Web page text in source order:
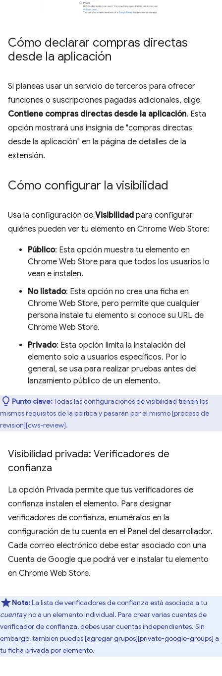
Cómo declarar compras directas
desde la aplicación
Si planeas usar un servicio de terceros para ofrecer
funciones o suscripciones pagadas adicionales, elige
Contiene compras directas desde la aplicación. Esta
opción mostrará una insignia de "compras directas
desde la aplicación" en la página de detalles de la
extensión.
Cómo configurar la visibilidad
Usa la configuración de Visibilidad para configurar
quiénes pueden ver tu elemento en Chrome Web Store:
Público: Esta opción muestra tu elemento en
Chrome Web Store para que todos los usuarios lo
vean e instalen.
No listado: Esta opción no crea una ficha en
Chrome Web Store, pero permite que cualquier
persona instale tu elemento si conoce su URL de
Chrome Web Store.
Privado: Esta opción limita la instalación del
elemento solo a usuarios específicos. Por lo
general, se usa para realizar pruebas antes del
lanzamiento público de un elemento.
Punto clave:Todas las configuraciones de visibilidad tienen los
mismos requisitos de la política y pasarán por el mismo [proceso de
revisión][cws-review].
Visibilidad privada: Verificadores de
confianza
La opción Privada permite que tus verificadores de
confianza instalen el elemento. Para designar
verificadores de confianza, enuméralos en la
configuración de tu cuenta en el Panel del desarrollador.
Cada correo electrónico debe estar asociado con una
Cuenta de Google que podrá ver e instalar tu elemento
en Chrome Web Store.
Nota:La lista de verificadores de confianza está asociada a tu
cuentay no a un elemento individual. Para crear varias cuentas de
verificador de confianza, debes usar cuentas independientes. Sin
embargo, también puedes [agregar grupos][private-google-groups] a
tu ficha privada por elemento.